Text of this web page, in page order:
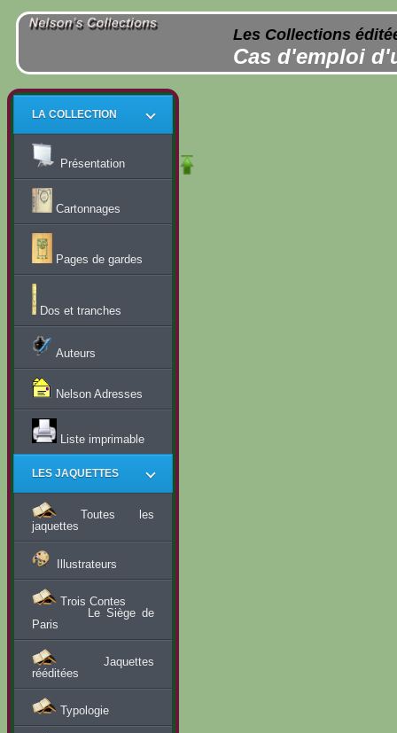
Les Collections
Cas d'emploi
LA COLLECTION
Présentation
Cartonnages
Pages de gardes
Dos et tranches
Auteurs
Nelson Adresses
Liste imprimable
LES JAQUETTES
Toutes les
jaquettes
Illustrateurs
Trois Contes
Le Siège de
Paris
Jaquettes
rééditées
Typologie